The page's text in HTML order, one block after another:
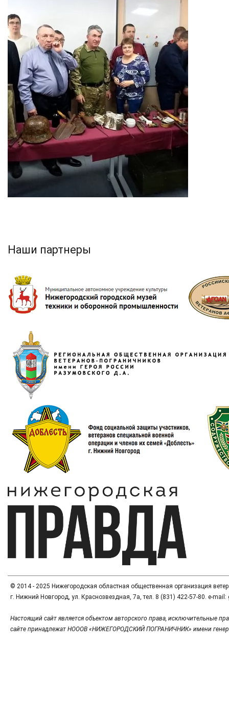
Наши партнеры
© 2014 - 2025 Нижегородская областная общественная организация
г. Нижний Новгород, ул. Краснозвездная, 7а, тел. 8 (831) 422-57-80. e-
Настоящий сайт является объектом авторского права, исключительные
сайте принадлежат НОООВ «НИЖЕГОРОДСКИЙ ПОГРАНИЧНИК» имени